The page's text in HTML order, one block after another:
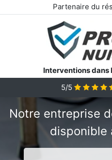
Partenaire du
Interventions
5/5
Notre entreprise
disponible